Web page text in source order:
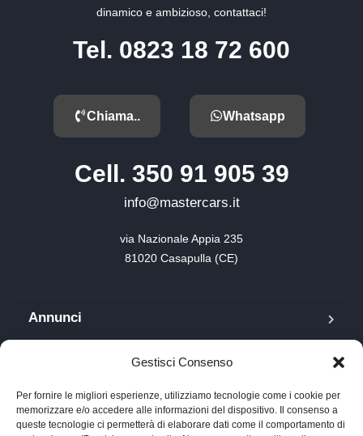
Gestisci Consenso
Per fornire le migliori esperienze, utilizziamo tecnologie come i cookie per
memorizzare e/o accedere alle informazioni del dispositivo. Il consenso a
queste tecnologie ci permetterà di elaborare dati come il comportamento di
dinamico e ambizioso, contattaci!
Tel. 0823 18 72 600
Chiama.. Whatsapp
Cell. 350 91 905 39
info@mastercars.it
via Nazionale Appia 235
81020 Casapulla (CE)
Annunci
FAQ